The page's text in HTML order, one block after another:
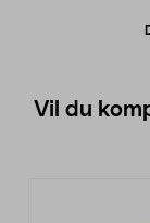
Vil du